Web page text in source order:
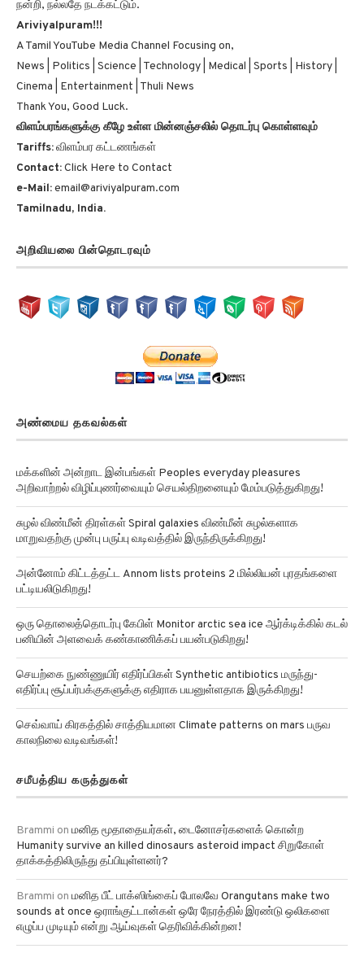
நன்றி, நல்லதே நடக்கட்டும்.
Ariviyalpuram!!!
A Tamil YouTube Media Channel Focusing on,
News | Politics | Science | Technology | Medical | Sports | History |
Cinema | Entertainment | Thuli News
Thank You, Good Luck.
விளம்பரங்களுக்கு கீழே உள்ள மின்னஞ்சலில் தொடர்பு கொள்ளவும்
Tariffs:விளம்பர கட்டணங்கள்
Contact:Click Here to Contact
e-Mail:email@ariviyalpuram.com
Tamilnadu, India.
அறிவியலை பின்தொடரவும்
அண்மைய தகவல்கள்
மக்களின் அன்றாட இன்பங்கள் Peoples everyday pleasures
அறிவாற்றல் விழிப்புணர்வையும் செயல்திறனையும் மேம்படுத்துகிறது!
சுழல் விண்மீன் திரள்கள் Spiral galaxies விண்மீன் சுழல்களாக
மாறுவதற்கு முன்பு பருப்பு வடிவத்தில் இருந்திருக்கிறது!
அன்னோம் கிட்டத்தட்ட Annom lists proteins 2 மில்லியன் புரதங்களை
பட்டியலிடுகிறது!
ஒரு தொலைத்தொடர்பு கேபிள் Monitor arctic sea ice ஆர்க்டிக்கில் கடல்
பனியின் அளவைக் கண்காணிக்கப் பயன்படுகிறது!
செயற்கை நுண்ணுயிர் எதிர்ப்பிகள் Synthetic antibiotics மருந்து-
எதிர்ப்பு சூப்பர்பக்குகளுக்கு எதிராக பயனுள்ளதாக இருக்கிறது!
செவ்வாய் கிரகத்தில் சாத்தியமான Climate patterns on mars பருவ
காலநிலை வடிவங்கள்!
சமீபத்திய கருத்துகள்
Brammi on மனித மூதாதையர்கள், டைனோசர்களைக் கொன்ற
Humanity survive an killed dinosaurs asteroid impact சிறுகோள்
தாக்கத்திலிருந்து தப்பியுள்ளனர்?
Brammi on மனித பீட் பாக்ஸிங்கைப் போலவே Orangutans make two
sounds at once ஒராங்குட்டான்கள் ஒரே நேரத்தில் இரண்டு ஒலிகளை
எழுப்ப முடியும் என்று ஆய்வுகள் தெரிவிக்கின்றன!